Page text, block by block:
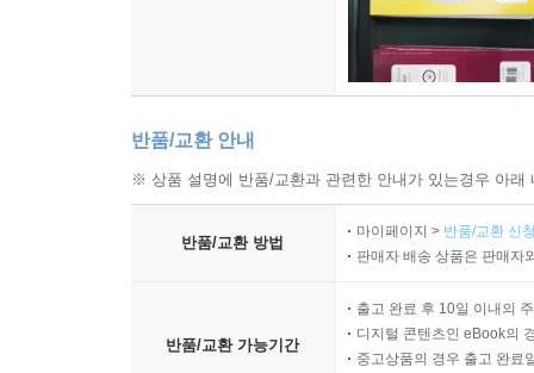
반품/교환 안내
※ 상품 설명에 반품/교환과 관련한 안내가 있는경우 아
반품/교환 방법
마이페이지 > 반품/교환 신
판매자 배송 상품은 판매자
반품/교환 가능기간
출고 완료 후 10일 이내의
디지털 콘텐츠인 eBook의
중고상품의 경우 출고 완료